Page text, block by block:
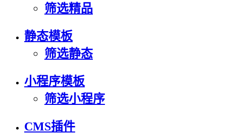
筛选精品
静态模板
筛选静态
小程序模板
筛选小程序
CMS插件